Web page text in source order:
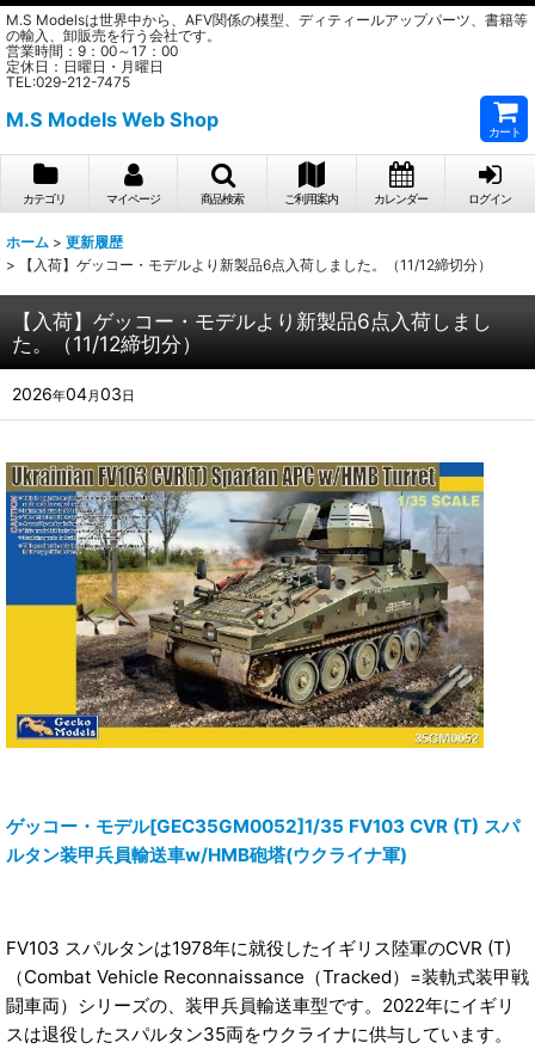
M.S Modelsは世界中から、AFV関係の模型、ディティールアップパーツ、書籍等
の輸入、卸販売を行う会社です。
営業時間：9：00～17：00
定休日：日曜日・月曜日
TEL:029-212-7475
M.S Models Web Shop
カート
カテゴリ マイページ 商品検索 ご利用案内 カレンダー ログイン
ホーム > 更新履歴
>
【入荷】ゲッコー・モデルより新製品6点入荷しました。（11/12締切分）
【入荷】ゲッコー・モデルより新製品6点入荷しまし
た。（11/12締切分）
2026年04月03日
ゲッコー・モデル[GEC35GM0052]1/35 FV103 CVR (T) スパ
ルタン装甲兵員輸送車w/HMB砲塔(ウクライナ軍)
FV103 スパルタンは1978年に就役したイギリス陸軍のCVR (T)
（Combat Vehicle Reconnaissance（Tracked）=装軌式装甲戦
闘車両）シリーズの、装甲兵員輸送車型です。2022年にイギリ
スは退役したスパルタン35両をウクライナに供与しています。